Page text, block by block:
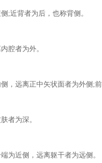
;近背者为后，也称背侧。
腔者为外。
，远离正中矢状面者为外侧;
者为深。
为近侧，远离躯干者为远侧。